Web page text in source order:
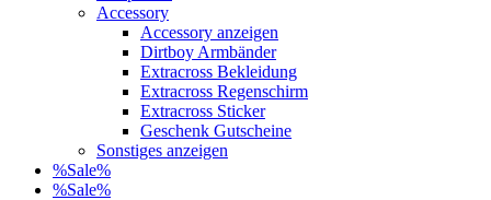
Accessory
Accessory anzeigen
Dirtboy Armbänder
Extracross Bekleidung
Extracross Regenschirm
Extracross Sticker
Geschenk Gutscheine
Sonstiges anzeigen
%Sale%
%Sale%